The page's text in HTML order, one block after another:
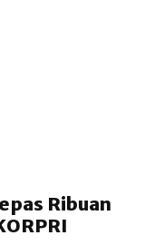
Ribuan